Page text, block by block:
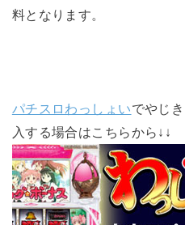
料となります。
パチスロわっしょいでやじ
入する場合はこちらから↓↓